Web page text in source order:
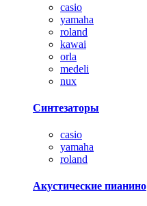
casio
yamaha
roland
kawai
orla
medeli
nux
Синтезаторы
casio
yamaha
roland
Акустические пианино